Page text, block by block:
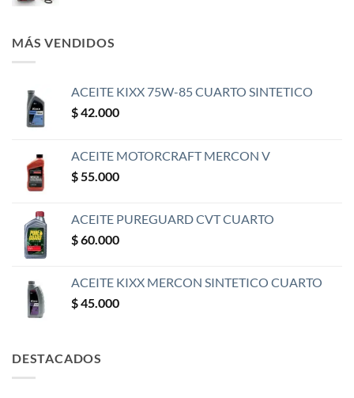
MÁS VENDIDOS
ACEITE KIXX 75W-85 CUARTO SINTETICO
$42.000
ACEITE MOTORCRAFT MERCON V
$55.000
ACEITE PUREGUARD CVT CUARTO
$60.000
ACEITE KIXX MERCON SINTETICO CUARTO
$45.000
DESTACADOS